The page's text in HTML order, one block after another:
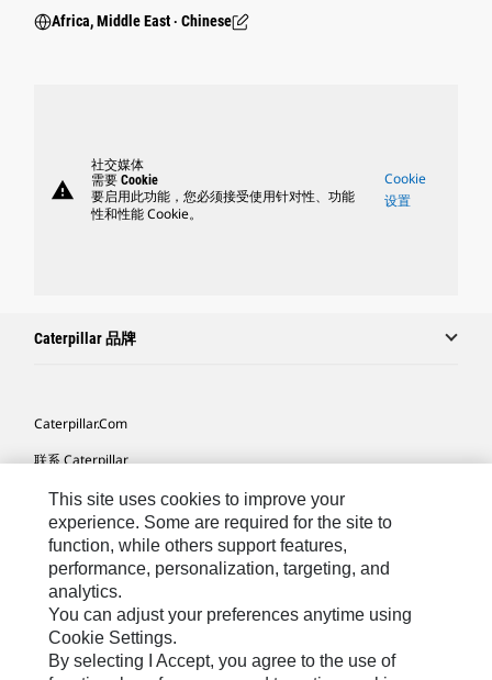
Africa, Middle East ‧ Chinese
warning
社交媒体
需要 Cookie
要启用此功能，您必须接受使用针对性、功能
性和性能 Cookie。
Cookie
设置
Caterpillar 品牌
Caterpillar.com
联系 Caterpillar
我的营销首选项
站点地图
Cookie Settings
法律
隐私
This site uses cookies to improve your
experience. Some are required for the site to
function, while others support features,
performance, personalization, targeting, and
analytics.
You can adjust your preferences anytime using
Cookie Settings.
By selecting I Accept, you agree to the use of